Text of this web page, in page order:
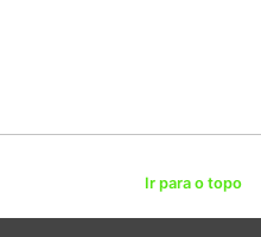
Ir para o topo